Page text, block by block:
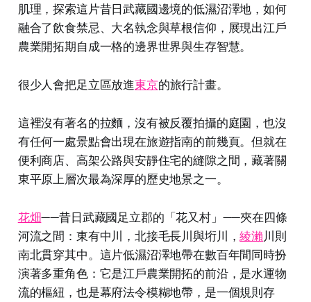
肌理，探索這片昔日武藏國邊境的低濕沼澤地，如何
融合了飲食禁忌、大名執念與草根信仰，展現出江戶
農業開拓期自成一格的邊界世界與生存智慧。
很少人會把足立區放進東京的旅行計畫。
這裡沒有著名的拉麵，沒有被反覆拍攝的庭園，也沒
有任何一處景點會出現在旅遊指南的前幾頁。但就在
便利商店、高架公路與安靜住宅的縫隙之間，藏著關
東平原上層次最為深厚的歷史地景之一。
花畑——昔日武藏國足立郡的「花又村」——夾在四條
河流之間：東有中川，北接毛長川與垳川，綾瀨川則
南北貫穿其中。這片低濕沼澤地帶在數百年間同時扮
演著多重角色：它是江戶農業開拓的前沿，是水運物
流的樞紐，也是幕府法令模糊地帶，是一個規則存